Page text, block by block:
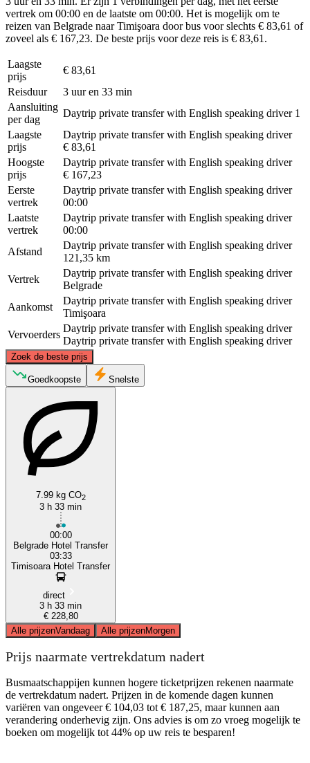
vertrek om 00:00 en de laatste om 00:00. Het is mogelijk om te
reizen van Belgrade naar Timişoara door bus voor slechts € 83,61 of
zoveel als € 167,23. De beste prijs voor deze reis is € 83,61.
Laagste
prijs
€ 83,61
Reisduur
3 uur en 33 min
Aansluiting
per dag
Daytrip private transfer with English speaking driver 1
Laagste
prijs
Daytrip private transfer with English speaking driver
€ 83,61
Hoogste
prijs
Daytrip private transfer with English speaking driver
€ 167,23
Eerste
vertrek
Daytrip private transfer with English speaking driver
00:00
Laatste
vertrek
Daytrip private transfer with English speaking driver
00:00
Afstand
Daytrip private transfer with English speaking driver
121,35 km
Vertrek
Daytrip private transfer with English speaking driver
Belgrade
Aankomst
Daytrip private transfer with English speaking driver
Timişoara
Vervoerders
Daytrip private transfer with English speaking driver
Daytrip private transfer with English speaking driver
Zoek de beste prijs
© CARTO , ©OpenStreetMapcontributors
Goedkoopste Snelste
7.99 kg CO2
3 h 33 min
00:00
Belgrade Hotel Transfer
03:33
Timisoara Hotel Transfer
direct
3 h 33 min
€ 228,80
Alle prijzenVandaag Alle prijzenMorgen
Prijs naarmate vertrekdatum nadert
Busmaatschappijen kunnen hogere ticketprijzen rekenen naarmate
de vertrekdatum nadert. Prijzen in de komende dagen kunnen
variëren van ongeveer € 104,03 tot € 187,25, maar kunnen aan
verandering onderhevig zijn. Ons advies is om zo vroeg mogelijk te
boeken om mogelijk tot 44% op uw reis te besparen!